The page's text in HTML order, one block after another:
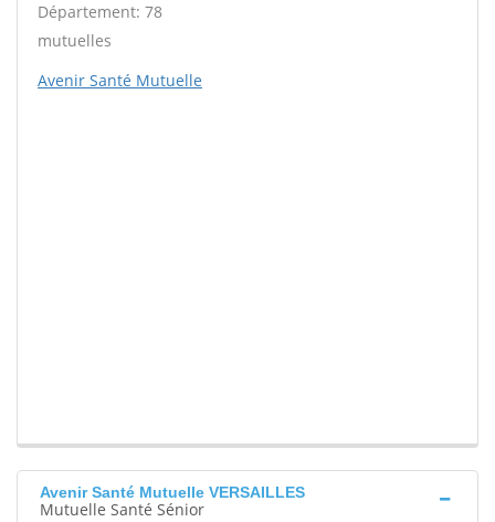
Département: 78
mutuelles
Avenir Santé Mutuelle
Avenir Santé Mutuelle VERSAILLES
Mutuelle Santé Sénior